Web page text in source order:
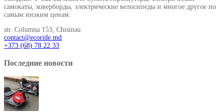
самокаты, ховерборды, электрические велосипеды и многое другое по
самым низким ценам.
str. Columna 153, Chisinau
contact@ecoride.md
+373 (68) 78 22 33
Последние новости